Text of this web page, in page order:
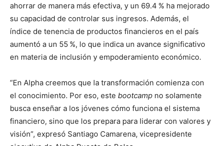
ahorrar de manera más efectiva, y un 69.4 % ha mejorado
su capacidad de controlar sus ingresos. Además, el
índice de tenencia de productos financieros en el país
aumentó a un 55 %, lo que indica un avance significativo
en materia de inclusión y empoderamiento económico.
“En Alpha creemos que la transformación comienza con
el conocimiento. Por eso, este bootcamp no solamente
busca enseñar a los jóvenes cómo funciona el sistema
financiero, sino que los prepara para liderar con valores y
visión”, expresó Santiago Camarena, vicepresidente